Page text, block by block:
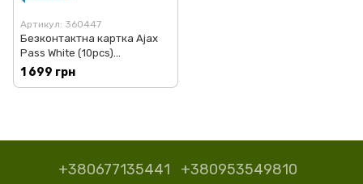
Артикул: 360447
Безконтактна картка Ajax
Pass White (10pcs)
(38222.89.WH)
1 699 грн
+380677135441 +380953549810